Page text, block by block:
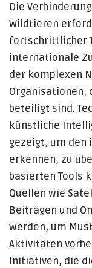
Die
Wildtieren
fortschrittlicher
internationale
der komplexen
Organisationen,
beteiligt sind.
künstliche
gezeigt, um den
erkennen, zu
basierten Tools
Quellen wie
Beiträgen und
werden, um
Aktivitäten
Initiativen, die